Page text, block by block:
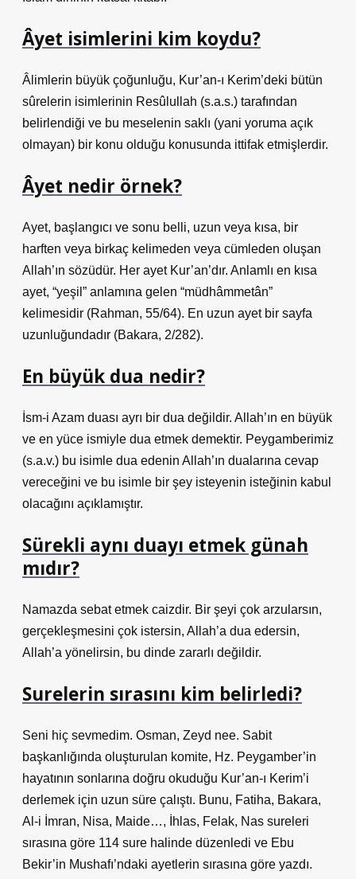
Âyet isimlerini kim koydu?
Âlimlerin büyük çoğunluğu, Kur’an-ı Kerim’deki bütün
sûrelerin isimlerinin Resûlullah (s.a.s.) tarafından
belirlendiği ve bu meselenin saklı (yani yoruma açık
olmayan) bir konu olduğu konusunda ittifak etmişlerdir.
Âyet nedir örnek?
Ayet, başlangıcı ve sonu belli, uzun veya kısa, bir
harften veya birkaç kelimeden veya cümleden oluşan
Allah’ın sözüdür. Her ayet Kur’an’dır. Anlamlı en kısa
ayet, “yeşil” anlamına gelen “müdhâmmetân”
kelimesidir (Rahman, 55/64). En uzun ayet bir sayfa
uzunluğundadır (Bakara, 2/282).
En büyük dua nedir?
İsm-i Azam duası ayrı bir dua değildir. Allah’ın en büyük
ve en yüce ismiyle dua etmek demektir. Peygamberimiz
(s.a.v.) bu isimle dua edenin Allah’ın dualarına cevap
vereceğini ve bu isimle bir şey isteyenin isteğinin kabul
olacağını açıklamıştır.
Sürekli aynı duayı etmek günah
mıdır?
Namazda sebat etmek caizdir. Bir şeyi çok arzularsın,
gerçekleşmesini çok istersin, Allah’a dua edersin,
Allah’a yönelirsin, bu dinde zararlı değildir.
Surelerin sırasını kim belirledi?
Seni hiç sevmedim. Osman, Zeyd nee. Sabit
başkanlığında oluşturulan komite, Hz. Peygamber’in
hayatının sonlarına doğru okuduğu Kur’an-ı Kerim’i
derlemek için uzun süre çalıştı. Bunu, Fatiha, Bakara,
Al-i İmran, Nisa, Maide…, İhlas, Felak, Nas sureleri
sırasına göre 114 sure halinde düzenledi ve Ebu
Bekir’in Mushafı’ndaki ayetlerin sırasına göre yazdı.